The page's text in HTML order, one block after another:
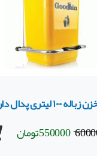
۱۰۰ لیتری پدال دار
550000 تومان